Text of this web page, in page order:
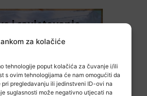
za kolačiće
tehnologije poput kolačića za čuvanje i/ili
s ovim tehnologijama će nam omogućiti da
pregledavanju ili jedinstveni ID-ovi na
suglasnosti može negativno utjecati na